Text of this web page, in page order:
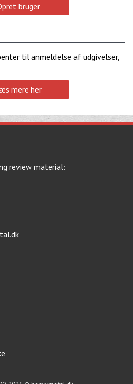
bruger
til anmeldelse af udgivelser,
mere her
review material: